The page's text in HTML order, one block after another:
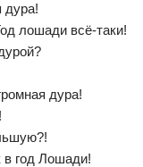
дура!
лошади всё-таки!
дура!
год Лошади!